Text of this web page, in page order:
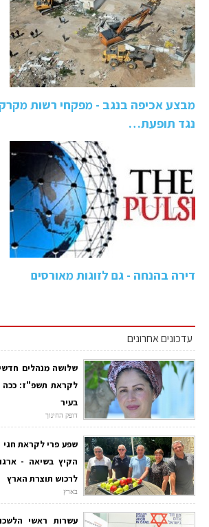
מבצע אכיפה בנגב - מפקחי רשות
נגד תופעת…
דירה בהנחה - גם לזוגות מאורסים
עדכונים אחרונים
שלושה מנהלים
לקראת תשפ"ז: ככה
בעיר
דופק החינוך
שפע פרי לקראת חגי
הקיץ בשיאה -
לרכוש תוצרת הארץ
בארץ
עשרות ראשי